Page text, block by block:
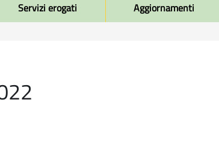
Servizi erogati Aggiornamenti